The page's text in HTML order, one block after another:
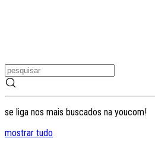
se liga nos mais buscados na youcom!
mostrar tudo